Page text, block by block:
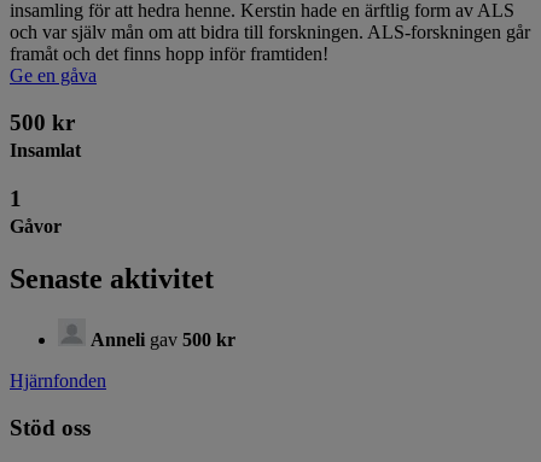
insamling för att hedra henne. Kerstin hade en ärftlig form av ALS
och var själv mån om att bidra till forskningen. ALS-forskningen går
framåt och det finns hopp inför framtiden!
Ge en gåva
500 kr
Insamlat
1
Gåvor
Senaste aktivitet
Anneli gav 500 kr
Hjärnfonden
Stöd oss